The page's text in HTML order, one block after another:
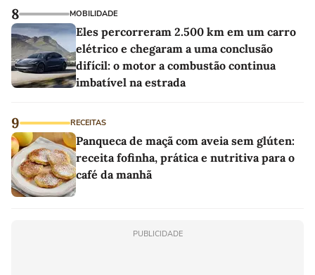
8 MOBILIDADE
Eles percorreram 2.500 km em um carro
elétrico e chegaram a uma conclusão
difícil: o motor a combustão continua
imbatível na estrada
9 RECEITAS
Panqueca de maçã com aveia sem glúten:
receita fofinha, prática e nutritiva para o
café da manhã
PUBLICIDADE